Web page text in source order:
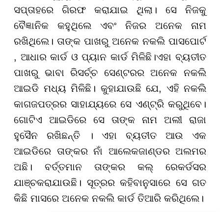
ସପ୍ତାହରେ ଗିରଫ କରାଯାଇ ଥିଲା। ସେ ନିଜକୁ
ବୈଜ୍ଞାନିକ କହୁଥିଲେ ଏବଂ ନିଜର ଅନେକ ନାମ
ରଖିଥିଲେ। ତାଙ୍କ ପାଖରୁ ଅନେକ ନକଲି ପାସପୋର୍ଟ
, ଆଧାର କାର୍ଡ ଓ ପ୍ୟାନ କାର୍ଡ ମିଳିଛି।ଏହା ବ୍ୟତୀତ
ପାଖରୁ ଭାବା ରିସର୍ଚ୍ଚ ସେଣ୍ଟରର ଅନେକ ନକଲି
ଆଇଡି ମଧ୍ୟ ମିଳିଛି। କୁହାଯାଉଛି ଯେ, ଏହି ନକଲି
କାଗଜପତ୍ରର ସାହାଯ୍ୟରେ ସେ ଏଣ୍ଟ୍ରି କରୁଥିବେ।
ଗୋଟିଏ ଆଇଡିରେ ସେ ତାଙ୍କ ନାମ ଅଲୀ ରାଜା
ହୁସୈନ ରଖିଛନ୍ତି । ଏହା ବ୍ୟତୀତ ଆଉ ଏକ
ଆଇଡିରେ ତାଙ୍କର ନାଁ ଆଲେକଜାଣ୍ଡର ଅଲମର
ଅଛି। ବର୍ତ୍ତମାନ ତାଙ୍କର କଲ୍‌ ରେକର୍ଡସର
ଯାଞ୍ଚକରାଯାଉଛି। ସୂତ୍ରର କହିବାନୁସାରେ ସେ ଗତ
କିଛି ମାସରେ ଅନେକ ନକଲି କାର୍ଡ ତିଆରି କରିଥିଲେ।